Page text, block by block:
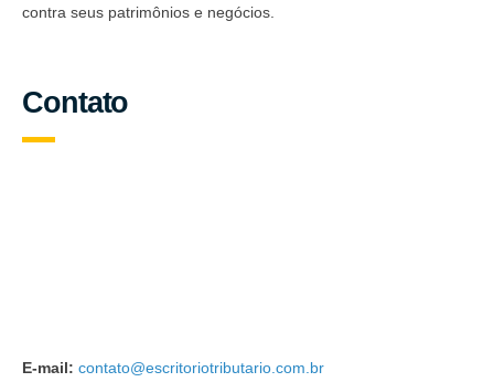
contra seus patrimônios e negócios.
Contato
E-mail: contato@escritoriotributario.com.br